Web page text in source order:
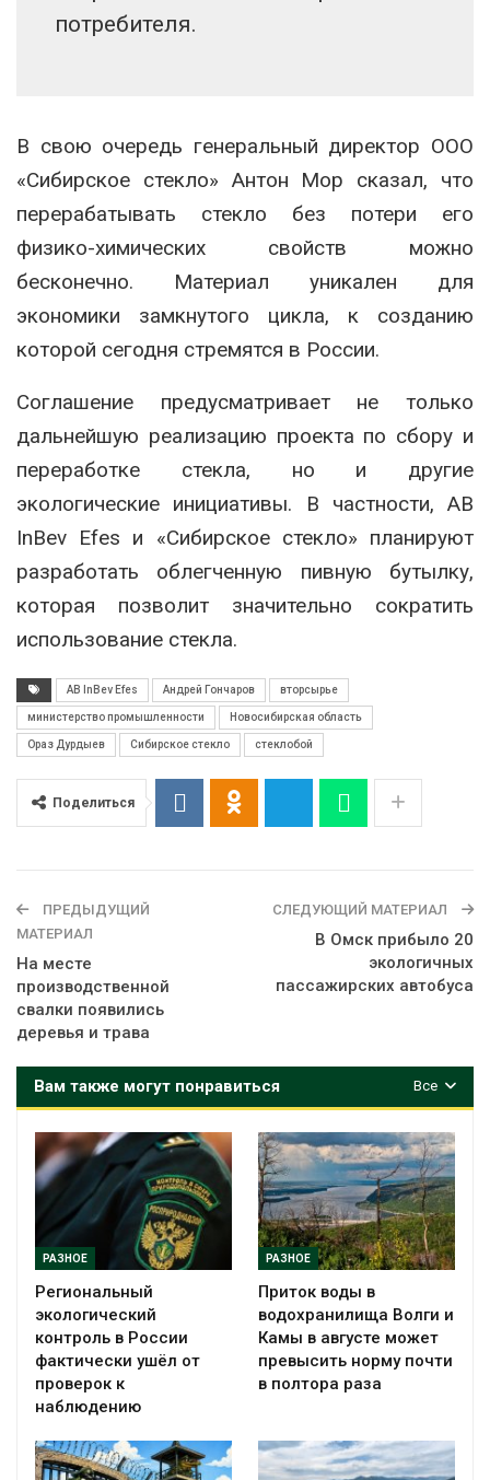
потребителя.
В свою очередь генеральный директор ООО
«Сибирское стекло» Антон Мор сказал, что
перерабатывать стекло без потери его
физико-химических свойств можно
бесконечно. Материал уникален для
экономики замкнутого цикла, к созданию
которой сегодня стремятся в России.
Соглашение предусматривает не только
дальнейшую реализацию проекта по сбору и
переработке стекла, но и другие
экологические инициативы. В частности, AB
InBev Efes и «Сибирское стекло» планируют
разработать облегченную пивную бутылку,
которая позволит значительно сократить
использование стекла.
AB InBev Efes Андрей Гончаров вторсырье
министерство промышленности Новосибирская область
Ораз Дурдыев Сибирское стекло стеклобой
Поделиться
ПРЕДЫДУЩИЙ
МАТЕРИАЛ
На месте
производственной
свалки появились
деревья и трава
СЛЕДУЮЩИЙ МАТЕРИАЛ
В Омск прибыло 20
экологичных
пассажирских автобуса
Все
Вам также могут понравиться
РАЗНОЕ
Региональный
экологический
контроль в России
фактически ушёл от
проверок к
наблюдению
РАЗНОЕ
Приток воды в
водохранилища Волги и
Камы в августе может
превысить норму почти
в полтора раза